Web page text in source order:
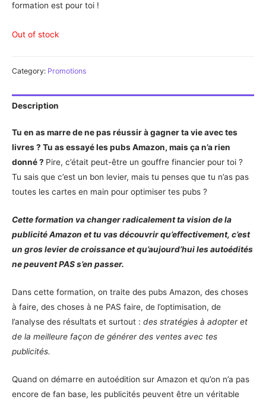
formation est pour toi !
Out of stock
Category: Promotions
Description
Tu en as marre de ne pas réussir à gagner ta vie avec tes
livres ? Tu as essayé les pubs Amazon, mais ça n’a rien
donné ? Pire, c’était peut-être un gouffre financier pour toi ?
Tu sais que c’est un bon levier, mais tu penses que tu n’as pas
toutes les cartes en main pour optimiser tes pubs ?
Cette formation va changer radicalement ta vision de la
publicité Amazon et tu vas découvrir qu’effectivement, c’est
un gros levier de croissance et qu’aujourd’hui les autoédités
ne peuvent PAS s’en passer.
Dans cette formation, on traite des pubs Amazon, des choses
à faire, des choses à ne PAS faire, de l’optimisation, de
l’analyse des résultats et surtout : des stratégies à adopter et
de la meilleure façon de générer des ventes avec tes
publicités.
Quand on démarre en autoédition sur Amazon et qu’on n’a pas
encore de fan base, les publicités peuvent être un véritable